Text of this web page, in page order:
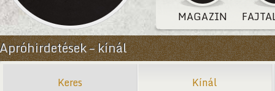
MAGAZIN
Apróhirdetések – kínál
Keres Kínál